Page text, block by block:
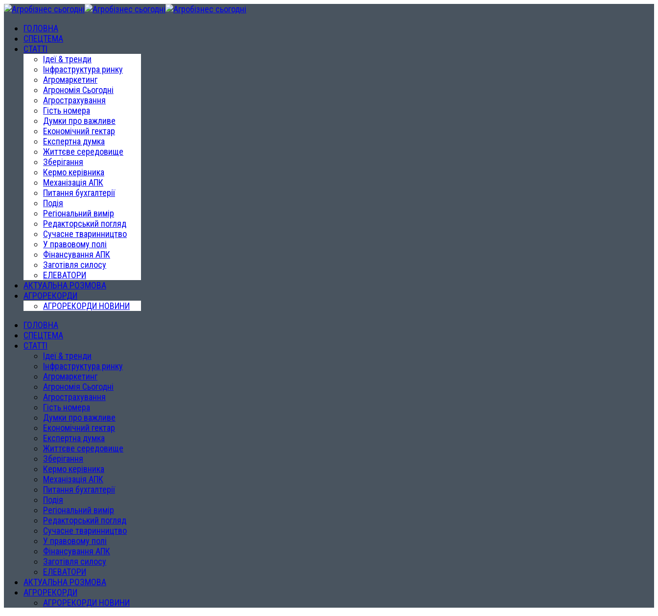
ГОЛОВНА
СПЕЦТЕМА
СТАТТІ
Ідеї & тренди
Інфраструктура ринку
Агромаркетинг
Агрономія Сьогодні
Агрострахування
Гість номера
Думки про важливе
Економічний гектар
Експертна думка
Життєве середовище
Зберігання
Кермо керівника
Механізація АПК
Питання бухгалтерії
Подія
Регіональний вимір
Редакторський погляд
Сучасне тваринництво
У правовому полі
Фінансування АПК
Заготівля силосу
ЕЛЕВАТОРИ
АКТУАЛЬНА РОЗМОВА
АГРОРЕКОРДИ
АГРОРЕКОРДИ НОВИНИ
ГОЛОВНА
СПЕЦТЕМА
СТАТТІ
Ідеї & тренди
Інфраструктура ринку
Агромаркетинг
Агрономія Сьогодні
Агрострахування
Гість номера
Думки про важливе
Економічний гектар
Експертна думка
Життєве середовище
Зберігання
Кермо керівника
Механізація АПК
Питання бухгалтерії
Подія
Регіональний вимір
Редакторський погляд
Сучасне тваринництво
У правовому полі
Фінансування АПК
Заготівля силосу
ЕЛЕВАТОРИ
АКТУАЛЬНА РОЗМОВА
АГРОРЕКОРДИ
АГРОРЕКОРДИ НОВИНИ